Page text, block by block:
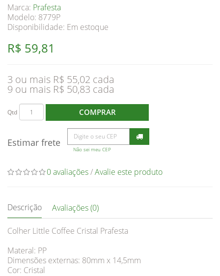
Marca: Prafesta
Modelo: 8779P
Disponibilidade: Em estoque
R$ 59,81
3 ou mais R$ 55,02
9 ou mais R$ 50,83
Qtd COMPRAR
Estimar frete
Não sei meu CEP
0 avaliações/Avalie este produto
Descrição Avaliações (0)
Colher Little Coffee Cristal Prafesta
Materal: PP
Dimensões externas: 80mm x 14,5mm
Cor: Cristal